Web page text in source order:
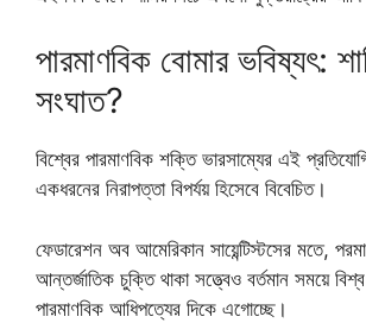
পারমাণবিক বোমার ভবিষ্যৎ:
সংঘাত?
বিশ্বের পারমাণবিক শক্তি ভারসাম্যের এই
একধরনের নিরাপত্তা বিপর্যয় হিসেবে বিবেচিত।
ফেডারেশন অব আমেরিকান সায়েন্টিস্টসের মতে,
আন্তর্জাতিক চুক্তি থাকা সত্ত্বেও বর্তমান সময়ে
পারমাণবিক আধিপত্যের দিকে এগোচ্ছে।